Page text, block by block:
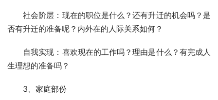
社会阶层：现在的职位是什么？还有升迁的机会吗？是
否有升迁的准备呢？内外在的人际关系如何？
自我实现：喜欢现在的工作吗？理由是什么？有完成人
生理想的准备吗？
3、家庭部份